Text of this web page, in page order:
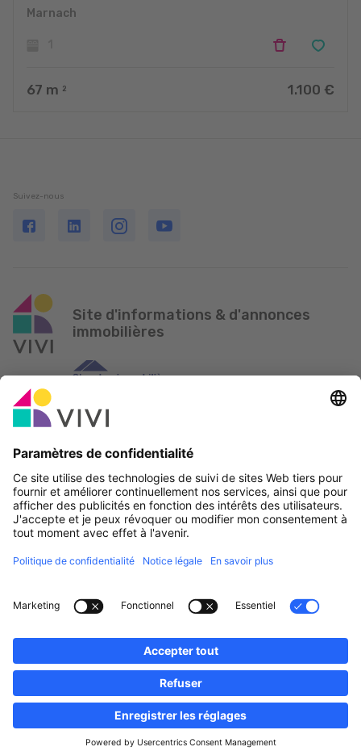
Marnach
67 m 2 1.100 €
Suivez-nous
Site d'informations & d'annonces
immobilières
Professionnels, devenez membres!
Notice Légale